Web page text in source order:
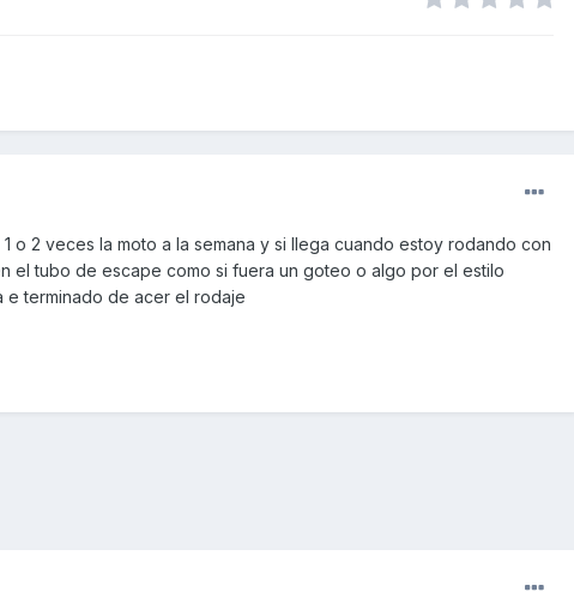
o 2 veces la moto a la semana y si llega cuando estoy rodando con
el tubo de escape como si fuera un goteo o algo por el estilo
e terminado de acer el rodaje